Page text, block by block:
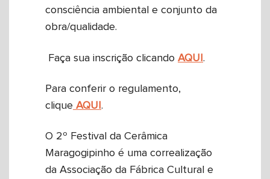
consciência ambiental e conjunto da
obra/qualidade.
Faça sua inscrição clicando AQUI .
Para conferir o regulamento,
clique AQUI .
O 2º Festival da Cerâmica
Maragogipinho é uma correalização
da Associação da Fábrica Cultural e